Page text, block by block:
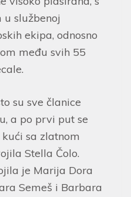
u službenoj
ekipa, odnosno
među svih 55
su sve članice
a po prvi put se
sa zlatnom
Stella Čolo.
je Marija Dora
Semeš i Barbara